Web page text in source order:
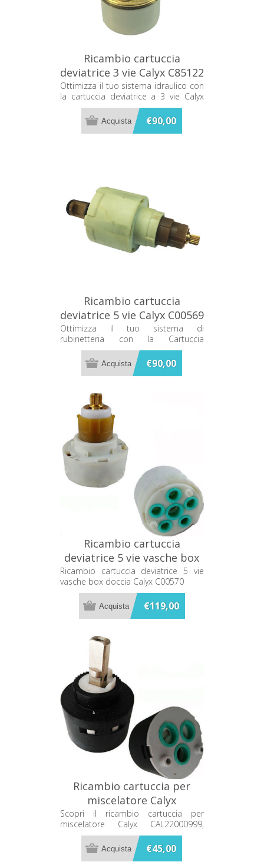
Ricambio cartuccia
deviatrice 3 vie Calyx C85122
Ottimizza il tuo sistema idraulico con
la cartuccia deviatrice a 3 vie Calyx
C85122, un ricambio essenziale per
garantire la massima efficienza e
affidabilità al tuo impianto.
€90,00
Ricambio cartuccia
deviatrice 5 vie Calyx C00569
Ottimizza il tuo sistema di
rubinetteria con la Cartuccia
Deviatrice 5 Vie Calyx C00569:
efficienza e durata per un flusso
d'acqua impeccabile.
€90,00
Ricambio cartuccia
deviatrice 5 vie vasche box
doccia Calyx C00570
Ricambio cartuccia deviatrice 5 vie
vasche box doccia Calyx C00570
€119,00
Ricambio cartuccia per
miscelatore Calyx
CAL22000999
Scopri il ricambio cartuccia per
miscelatore Calyx CAL22000999,
perfetto per ripristinare la
funzionalità del tuo rubinetto.
Assicura prestazioni ottimali e durata
€45,00